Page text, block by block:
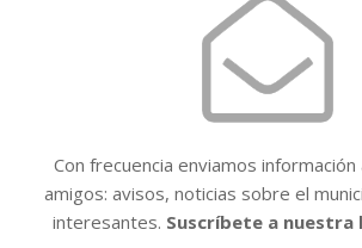
Con frecuencia enviamos información
amigos: avisos, noticias sobre el
interesantes. Suscríbete a nuestra